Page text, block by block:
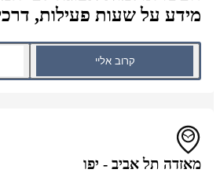
מידע על שעות פעילות, דרכי
קרוב אליי
מאזדה תל אביב - יפו